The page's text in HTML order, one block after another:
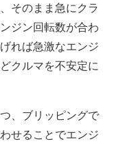
そのまま急にクラ
ジン回転数が合わ
れば急激なエンジ
クルマを不安定に
、ブリッピングで
せることでエンジ